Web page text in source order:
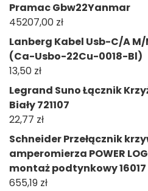
Pramac Gbw22Yanmar
45207,00 zł
Lanberg Kabel Usb-C/A M/
(Ca-Usbo-22Cu-0018-Bl)
13,50 zł
Legrand Suno Łącznik
Biały 721107
22,77 zł
Schneider Przełącznik
amperomierza POWER
montaż podtynkowy 16017
655,19 zł